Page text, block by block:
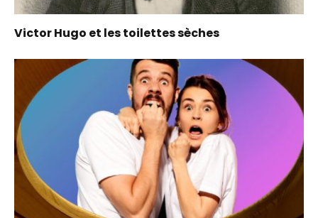
Victor Hugo et les toilettes sèches